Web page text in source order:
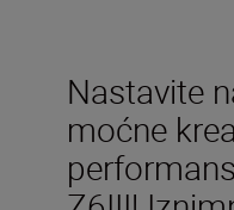
Nastavite
moćne